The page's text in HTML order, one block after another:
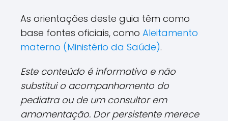
As orientações deste guia têm como
base fontes oficiais, como Aleitamento
materno (Ministério da Saúde).
Este conteúdo é informativo e não
substitui o acompanhamento do
pediatra ou de um consultor em
amamentação. Dor persistente merece